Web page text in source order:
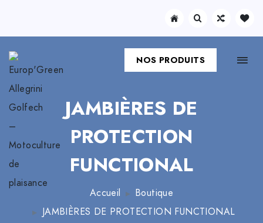
NOS PRODUITS
JAMBIÈRES DE
PROTECTION
FUNCTIONAL
Accueil
Boutique
JAMBIÈRES DE PROTECTION FUNCTIONAL